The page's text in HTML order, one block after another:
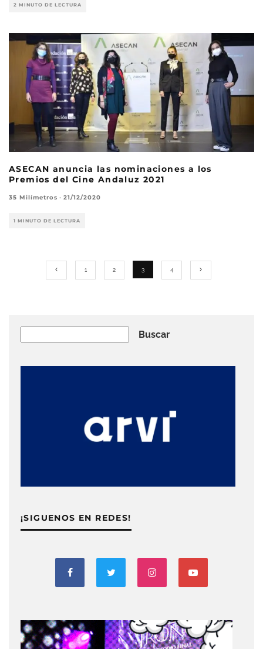
2 MINUTO DE LECTURA
ASECAN anuncia las nominaciones a los
Premios del Cine Andaluz 2021
35 Milímetros · 21/12/2020
1 MINUTO DE LECTURA
1 2 3 4
Buscar
¡SIGUENOS EN REDES!